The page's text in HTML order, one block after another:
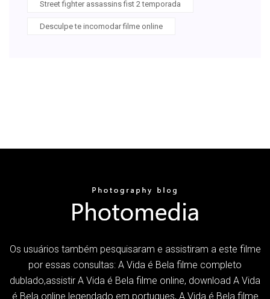
Street fighter assassins fist 2 temporada
Desculpe te incomodar filme online
Os usuários também pesquisaram e assistiram a este filme
por essas consultas: A Vida é Bela filme completo
dublado,assistir A Vida é Bela filme online, download A Vida
é Bela online legendado em portugues, A Vida é Bela filme